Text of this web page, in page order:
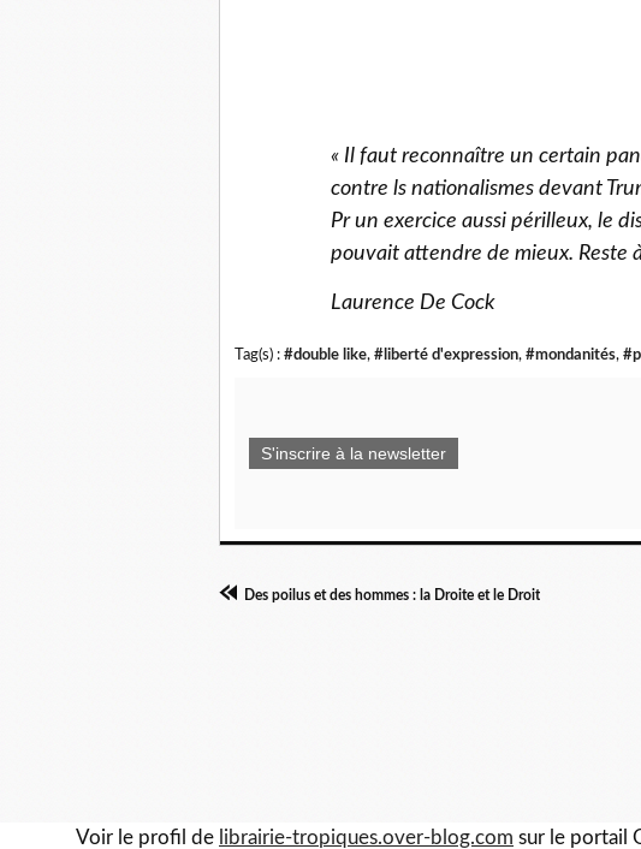
« Il faut reconnaître un certain
contre ls nationalismes devant
Pr un exercice aussi périlleux, le
pouvait attendre de mieux. Reste
Laurence De Cock
Tag(s) : #double like, #liberté d'expression, #mondanités,
S'inscrire à la newsletter
Des poilus et des hommes : la Droite et le Droit
Voir le profil de librairie-tropiques.over-blog.com sur le portail